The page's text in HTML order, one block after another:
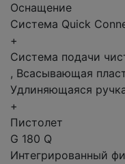
Оснащение
Система Quick
+
Система подачи
, Всасывающая
Удлиняющаяся
+
Пистолет
G 180 Q
Интегрированный